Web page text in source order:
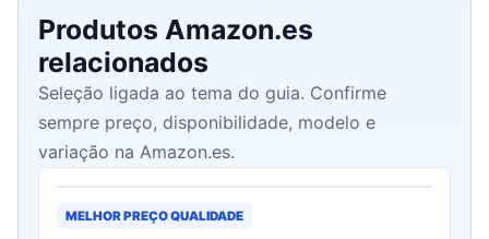
Produtos Amazon.es
relacionados
Seleção ligada ao tema do guia. Confirme
sempre preço, disponibilidade, modelo e
variação na Amazon.es.
MELHOR PREÇO QUALIDADE